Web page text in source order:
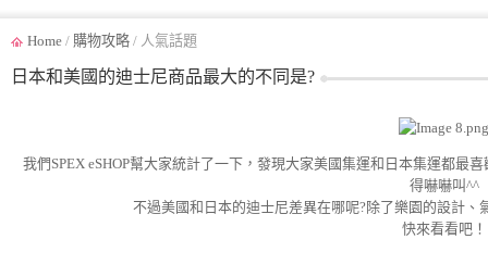
Home / 購物攻略 / 人氣話題
日本和美國的迪士尼商品最大的不同是?
我們SPEX eSHOP幫大家統計了一下，發現大家美國集運和日本集運都最
得嚇嚇叫^^
不過美國和日本的迪士尼差異在哪呢?除了樂園的設計
快來看看吧！